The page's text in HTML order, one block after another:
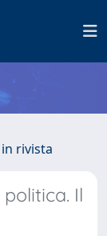
rivista
Il